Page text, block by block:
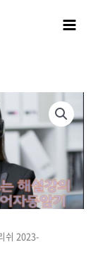
Menu
쉬 2023-